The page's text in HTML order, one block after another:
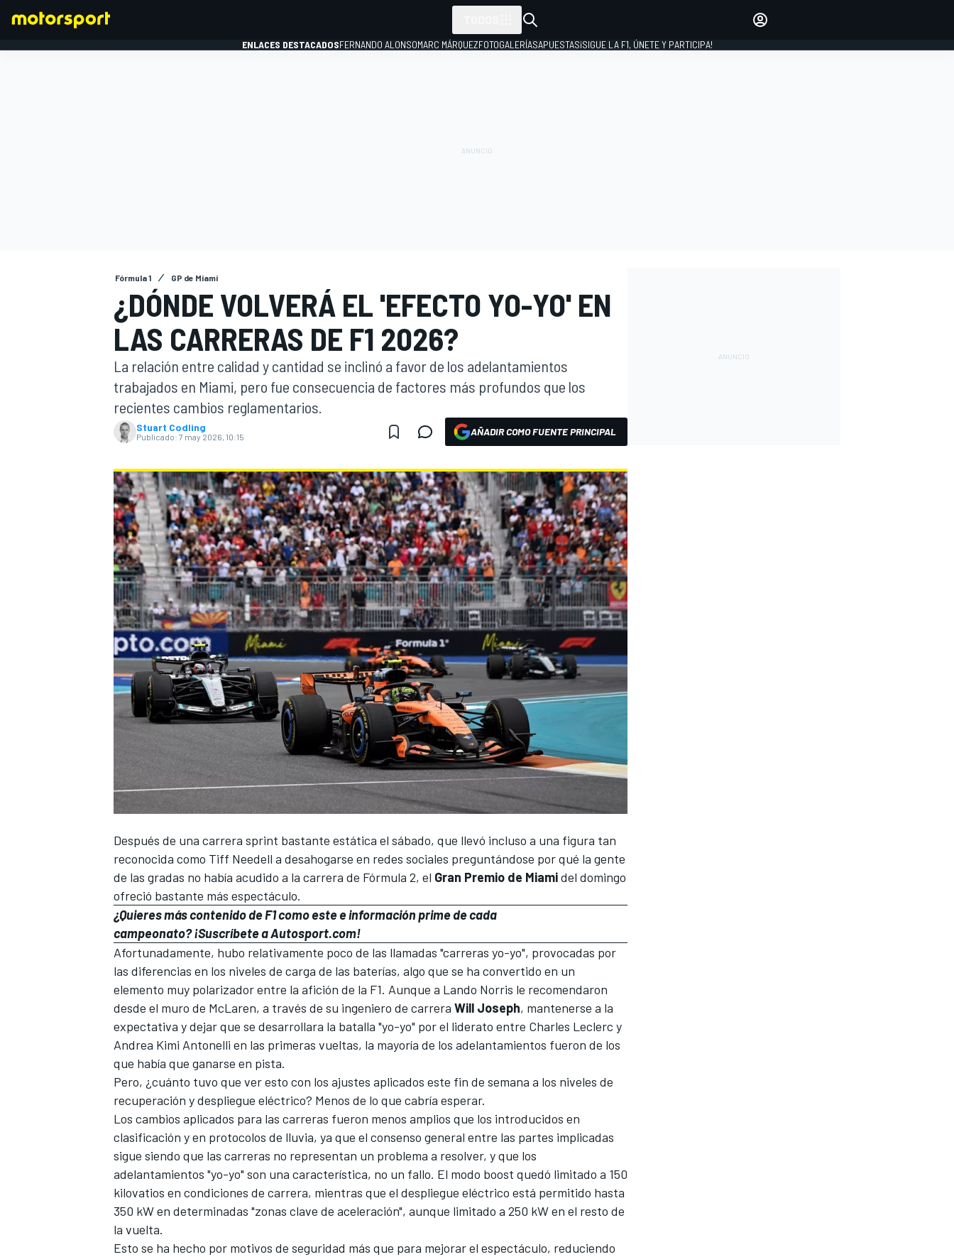
WEC FÓRMULA E
ENLACES DESTACADOSFERNANDO ALONSOMARC MÁRQUEZFOTOGALERÍASAPUESTAS¡SIGUE LA F1, ÚNETE Y PARTICIPA!
Fórmula 1 GP de Miami
¿DÓNDE VOLVERÁ EL 'EFECTO YO-YO' EN
LAS CARRERAS DE F1 2026?
La relación entre calidad y cantidad se inclinó a favor de los adelantamientos
trabajados en Miami, pero fue consecuencia de factores más profundos que los
recientes cambios reglamentarios.
Stuart Codling
Publicado: 7 may 2026, 10:15 AÑADIR COMO FUENTE PRINCIPAL
Después de una carrera sprint bastante estática el sábado, que llevó incluso a una figura tan
reconocida como Tiff Needell a desahogarse en redes sociales preguntándose por qué la gente
de las gradas no había acudido a la carrera de Fórmula 2, el Gran Premio de Miamidel domingo
ofreció bastante más espectáculo.
¿Quieres más contenido de F1 como este e información prime de cada
campeonato?¡Suscríbete a Autosport.com!
Afortunadamente, hubo relativamente poco de las llamadas "carreras yo-yo", provocadas por
las diferencias en los niveles de carga de las baterías, algo que se ha convertido en un
elemento muy polarizador entre la afición de la F1. Aunque a Lando Norris le recomendaron
desde el muro de McLaren, a través de su ingeniero de carrera Will Joseph, mantenerse a la
expectativa y dejar que se desarrollara la batalla "yo-yo" por el liderato entre Charles Leclerc y
Andrea Kimi Antonelli en las primeras vueltas, la mayoría de los adelantamientos fueron de los
que había que ganarse en pista.
Pero, ¿cuánto tuvo que ver esto con los ajustes aplicados este fin de semana a los niveles de
recuperación y despliegue eléctrico? Menos de lo que cabría esperar.
Los cambios aplicados para las carreras fueron menos amplios que los introducidos en
clasificación y en protocolos de lluvia, ya que el consenso general entre las partes implicadas
sigue siendo que las carreras no representan un problema a resolver, y que los
adelantamientos "yo-yo" son una característica, no un fallo. El modo boost quedó limitado a 150
kilovatios en condiciones de carrera, mientras que el despliegue eléctrico está permitido hasta
350 kW en determinadas "zonas clave de aceleración", aunque limitado a 250 kW en el resto de
la vuelta.
Esto se ha hecho por motivos de seguridad más que para mejorar el espectáculo, reduciendo